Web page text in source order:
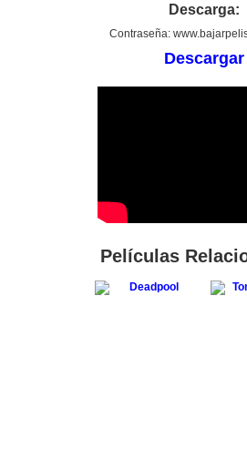
Descarga:
Contraseña:
Descargar
Películas